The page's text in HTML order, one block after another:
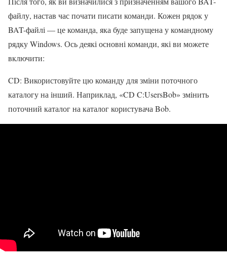
файлу, настав час почати писати команди. Кожен рядок у
BAT-файлі — це команда, яка буде запущена у командному
рядку Windows. Ось деякі основні команди, які ви можете
включити:
CD: Використовуйте цю команду для зміни поточного
каталогу на інший. Наприклад, «CD C:UsersBob» змінить
поточний каталог на каталог користувача Bob.